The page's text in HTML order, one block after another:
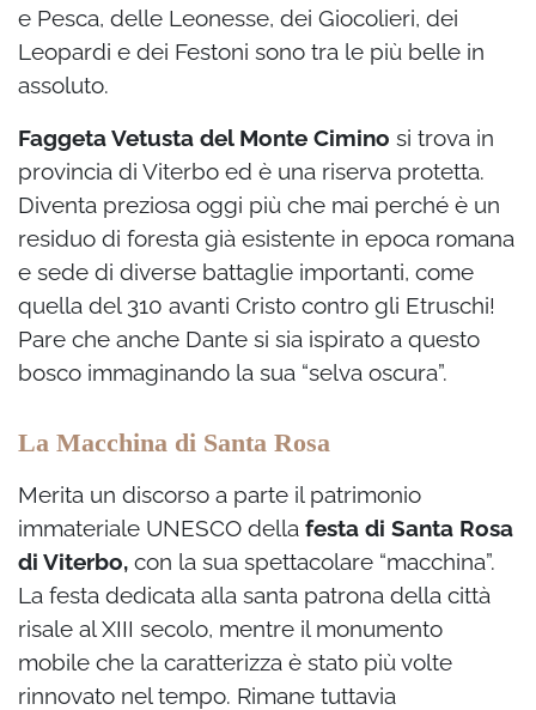
e Pesca, delle Leonesse, dei Giocolieri, dei
Leopardi e dei Festoni sono tra le più belle in
assoluto.
Faggeta Vetusta del Monte Cimino si trova in
provincia di Viterbo ed è una riserva protetta.
Diventa preziosa oggi più che mai perché è un
residuo di foresta già esistente in epoca romana
e sede di diverse battaglie importanti, come
quella del 310 avanti Cristo contro gli Etruschi!
Pare che anche Dante si sia ispirato a questo
bosco immaginando la sua “selva oscura”.
La Macchina di Santa Rosa
Merita un discorso a parte il patrimonio
immateriale UNESCO della festa di Santa Rosa
di Viterbo, con la sua spettacolare “macchina”.
La festa dedicata alla santa patrona della città
risale al XIII secolo, mentre il monumento
mobile che la caratterizza è stato più volte
rinnovato nel tempo. Rimane tuttavia